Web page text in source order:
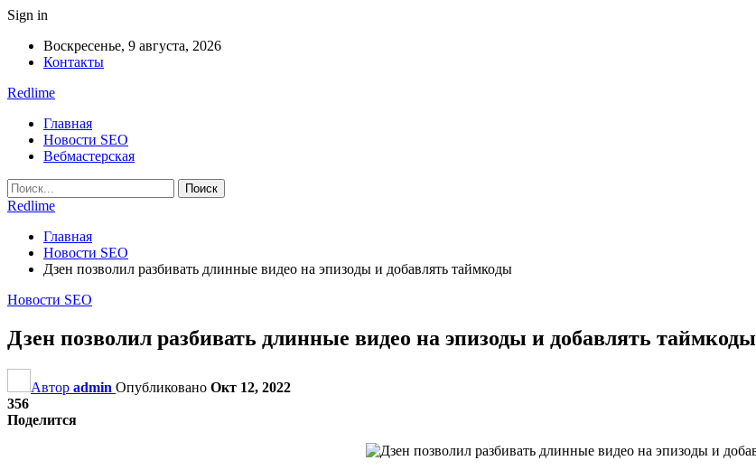
Sign in
Воскресенье, 9 августа, 2026
Контакты
Redlime
Главная
Новости SEO
Вебмастерская
Redlime
Главная
Новости SEO
Дзен позволил разбивать длинные видео на эпизоды и добавлять таймкоды
Новости SEO
Дзен позволил разбивать длинные видео на эпизоды и добавлять таймкоды
Автор admin Опубликовано Окт 12, 2022
356
Поделится